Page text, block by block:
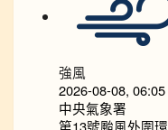
強風
2026-08-08, 06:05
中央氣象署
第13號颱風外圍